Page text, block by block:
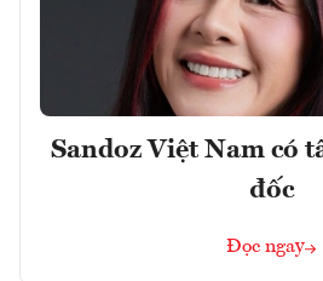
Sandoz Việt Nam có
đốc
Đọc ngay